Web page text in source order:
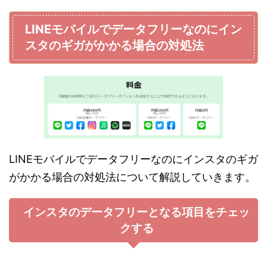
LINEモバイルでデータフリーなのにイン
スタのギガがかかる場合の対処法
LINEモバイルでデータフリーなのにインスタのギガ
がかかる場合の対処法について解説していきます。
インスタのデータフリーとなる項目をチェッ
クする